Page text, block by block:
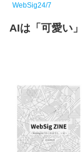
WebSig24/7
AIは「可愛い